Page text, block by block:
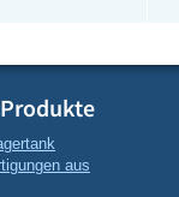
aus